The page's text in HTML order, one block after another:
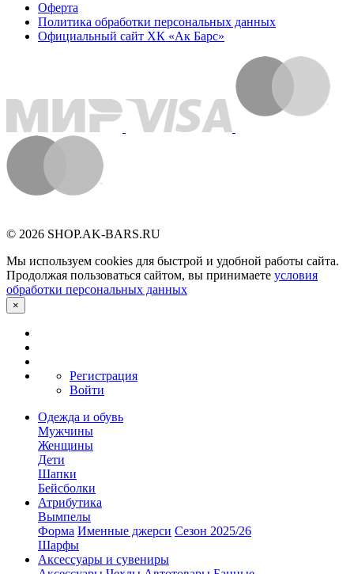
Оферта
Политика обработки персональных данных
Официальный сайт ХК «Ак Барс»
© 2026 SHOP.AK-BARS.RU
Мы используем cookies для быстрой и удобной работы сайта.
Продолжая пользоваться сайтом, вы принимаете условия
обработки персональных данных
×
Регистрация
Войти
Одежда и обувь
Мужчины
Женщины
Дети
Шапки
Бейсболки
Атрибутика
Вымпелы
Форма Именные джерси Сезон 2025/26
Шарфы
Аксессуары и сувениры